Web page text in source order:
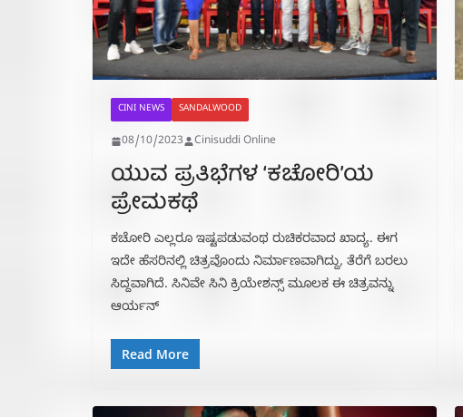
CINI NEWS SANDALWOOD
08/10/2023 Cinisuddi Online
ಯುವ ಪ್ರತಿಭೆಗಳ ‘ಕಚೋರಿ’ಯ
ಪ್ರೇಮಕಥೆ
ಕಚೋರಿ ಎಲ್ಲರೂ ಇಷ್ಟಪಡುವಂಥ ರುಚಿಕರವಾದ ಖಾದ್ಯ. ಈಗ
ಇದೇ ಹೆಸರಿನಲ್ಲಿ ಚಿತ್ರವೊಂದು ನಿರ್ಮಾಣವಾಗಿದ್ದು, ತೆರೆಗೆ ಬರಲು
ಸಿದ್ದವಾಗಿದೆ. ಸಿನಿವೇ ಸಿನಿ ಕ್ರಿಯೇಶನ್ಸ್ ಮೂಲಕ ಈ ಚಿತ್ರವನ್ನು
ಆರ್ಯನ್
Read More